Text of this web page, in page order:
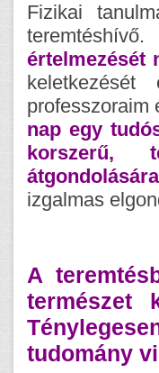
Fizikai
teremtéshívő.
értelmezését
professzoraim
nap egy
korszerű,
izgalmas
A
természet
tudomány